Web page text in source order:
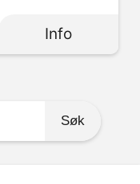
Info